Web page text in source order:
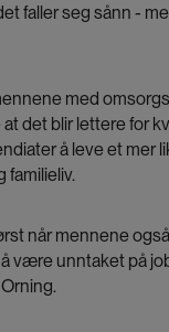
faller seg sånn -
med
det blir lettere for
å leve et mer
familieliv.
når mennene
være unntaket på